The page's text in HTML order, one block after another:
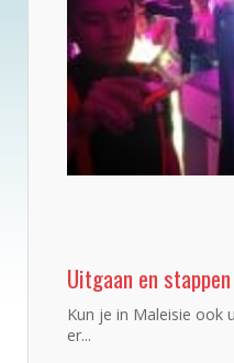
Uitgaan en
Kun je in Maleisie ook
er...